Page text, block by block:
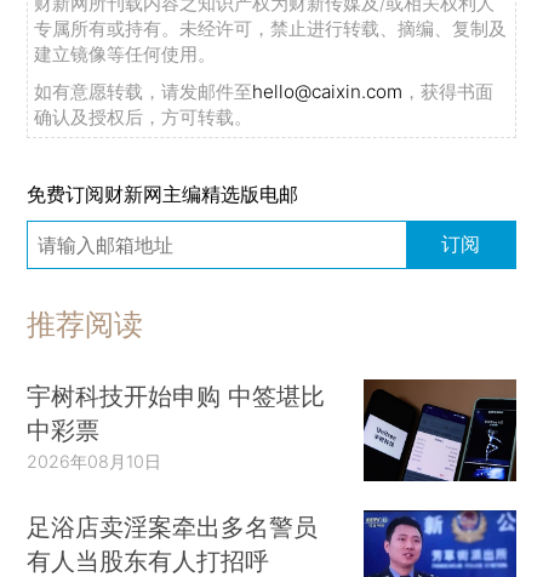
专属所有或持有。未经许可，禁止进行转载、摘编、复制及
建立镜像等任何使用。
如有意愿转载，请发邮件至hello@caixin.com ，获得书面
确认及授权后，方可转载。
免费订阅财新网主编精选版电邮
订阅
推荐阅读
宇树科技开始申购 中签堪比
中彩票
2026年08月10日
足浴店卖淫案牵出多名警员
有人当股东有人打招呼